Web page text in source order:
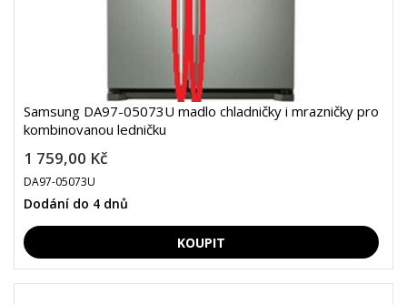
Samsung DA97-05073U madlo chladničky i mrazničky pro
kombinovanou ledničku
1 759,00 Kč
DA97-05073U
Dodání do 4 dnů